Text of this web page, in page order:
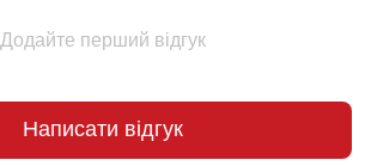
Додайте перший відгук
Написати відгук